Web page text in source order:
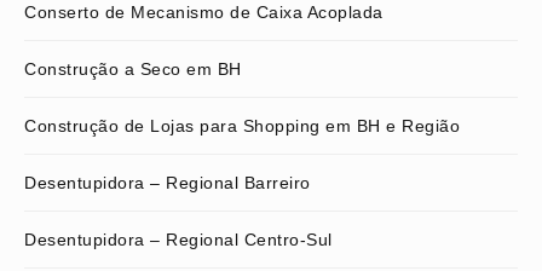
Conserto de Mecanismo de Caixa Acoplada
Construção a Seco em BH
Construção de Lojas para Shopping em BH e Região
Desentupidora – Regional Barreiro
Desentupidora – Regional Centro-Sul